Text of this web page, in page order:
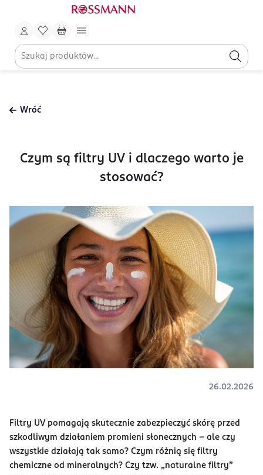
Wróć
Czym są filtry UV i dlaczego warto je
stosować?
26.02.2026
Filtry UV pomagają skutecznie zabezpieczyć skórę przed
szkodliwym działaniem promieni słonecznych – ale czy
wszystkie działają tak samo? Czym różnią się filtry
chemiczne od mineralnych? Czy tzw. „naturalne filtry”